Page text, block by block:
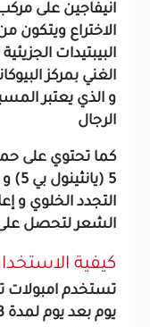
انيفاجين على
الاختراع ويتكون
البيبتيدات
و الذي يعتبر
الرجال
كما تحتوي على
5
التجدد الخلوي و
الشعر لتحصل
كيفية
تستخدم امبولات